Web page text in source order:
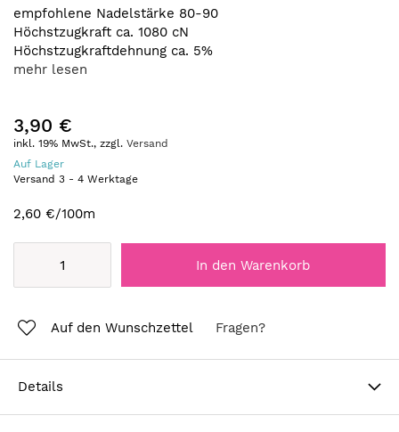
empfohlene Nadelstärke 80-90
Höchstzugkraft ca. 1080 cN
Höchstzugkraftdehnung ca. 5%
mehr lesen
3,90 €
inkl. 19% MwSt., zzgl. Versand
Auf Lager
Versand 3 - 4 Werktage
2,60 €/100m
In den Warenkorb
Auf den Wunschzettel Fragen?
Details